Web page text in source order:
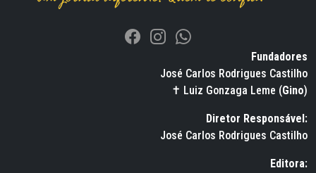
Fundadores
José Carlos Rodrigues Castilho
✝ Luiz Gonzaga Leme (Gino)
Diretor Responsável:
José Carlos Rodrigues Castilho
Editora: